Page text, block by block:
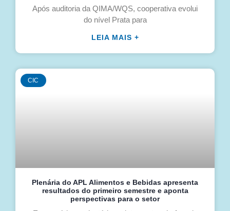
Após auditoria da QIMA/WQS, cooperativa evolui
do nível Prata para
LEIA MAIS +
CIC
Plenária do APL Alimentos e Bebidas apresenta
resultados do primeiro semestre e aponta
perspectivas para o setor